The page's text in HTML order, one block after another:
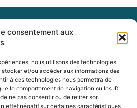
consentement aux
nous utilisons des technologies
et/ou accéder aux informations des
à ces technologies nous permettra de
le comportement de navigation ou les ID
ne pas consentir ou de retirer son
effet négatif sur certaines caractéristiques
Laurier, bureau 100
(Québec)
J3G 0B7
Intranet